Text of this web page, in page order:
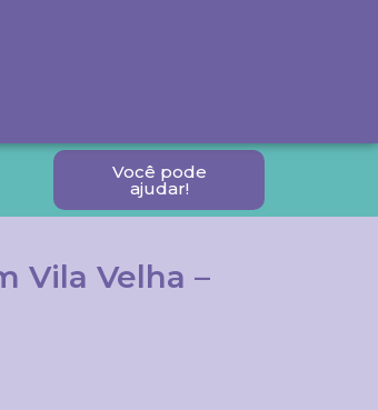
Você pode
ajudar!
Vila Velha –